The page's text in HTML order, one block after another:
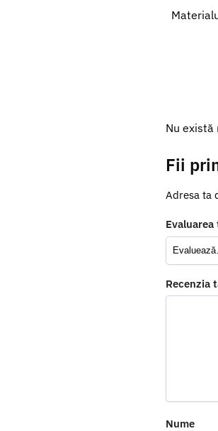
Nu există
Fii
Adresa ta
Evaluarea
Recenzia
Nume